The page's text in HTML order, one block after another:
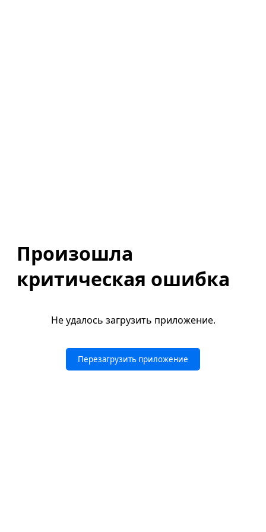
Произошла
критическая ошибка
Не удалось загрузить приложение.
Перезагрузить приложение